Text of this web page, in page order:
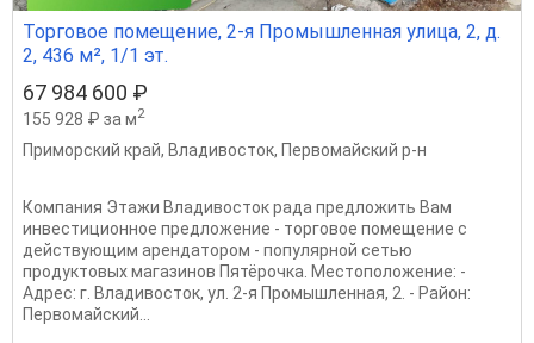
Торговое помещение, 2-я Промышленная улица, 2, д.
2, 436 м², 1/1 эт.
67 984 600 ₽
155 928 ₽ за м2
Приморский край, Владивосток, Первомайский р-н
Компания Этажи Владивосток рада предложить Вам
инвестиционное предложение - торговое помещение с
действующим арендатором - популярной сетью
продуктовых магазинов Пятёрочка. Местоположение: -
Адрес: г. Владивосток, ул. 2-я Промышленная, 2. - Район:
Первомайский...